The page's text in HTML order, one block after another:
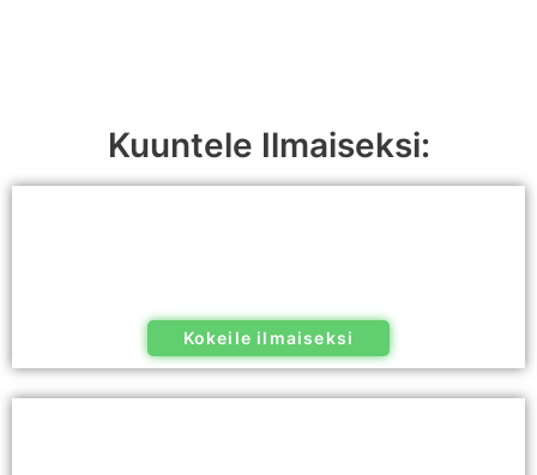
Kuuntele Ilmaiseksi:
Kokeile ilmaiseksi